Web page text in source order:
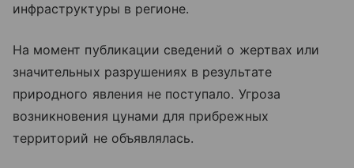
инфраструктуры в регионе.
На момент публикации сведений о жертвах или
значительных разрушениях в результате
природного явления не поступало. Угроза
возникновения цунами для прибрежных
территорий не объявлялась.